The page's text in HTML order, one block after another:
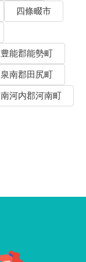
四條畷市
豊能郡能勢町
泉南郡田尻町
南河内郡河南町